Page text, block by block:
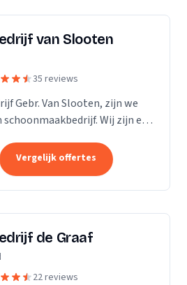
van Slooten
35 reviews
Gebr. Van Slooten, zijn we
schoonmaakbedrijf. Wij zijn een
fris en gastvrij te...
Vergelijk offertes
de Graaf
22 reviews